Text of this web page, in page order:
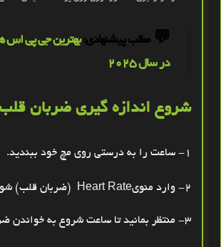
💬مطلب پیشنهادی: بهترین جی‌ پی ‌اس‌
در سال 2025
شروع اندازه‌ گیری ضربان قلب
1- ساعت را به درستی روی مچ خود ببندید .
2- وارد منوی Heart Rate (ضربان قلب)
3- منتظر بمانید تا ساعت شروع به خواندن ضربان قلب کند